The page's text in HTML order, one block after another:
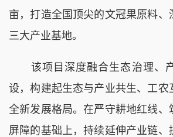
亩，打造全国顶尖的文冠果原料、
三大产业基地。
该项目深度融合生态治理、
设，构建起生态与产业共生、工农
全新发展格局。在严守耕地红线、
屏障的基础上，持续延伸产业链、